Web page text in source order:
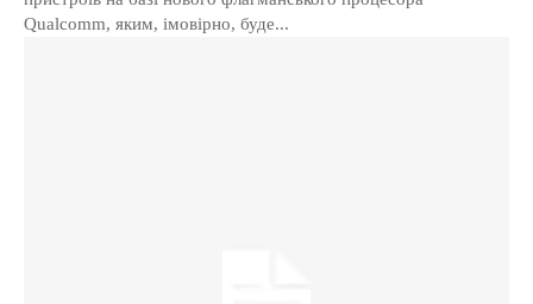
Qualcomm, яким, імовірно, буде...